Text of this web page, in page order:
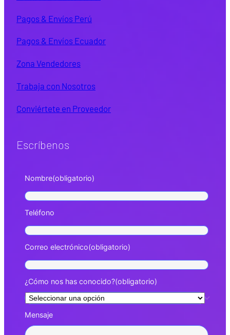
Pagos & Envíos Perú
Pagos & Envíos Ecuador
Zona Vendedores
Trabaja con Nosotros
Conviértete en Proveedor
Escríbenos
Nombre(obligatorio)
Teléfono
Correo electrónico(obligatorio)
¿Cómo nos has conocido?(obligatorio)
Mensaje